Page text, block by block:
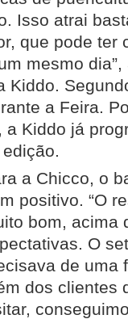
Isso atrai
que pode ter
mesmo
Kiddo.
a Feira.
Kiddo já
a Chicco, o
positivo. “O
bom, acima
O
de uma
dos clientes